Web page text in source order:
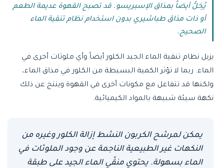
يُخِلُّ أيضاً بمذاق الإسبريسو. قد تصبح القهوة عديمة الطعم
أو ذات مذاق طباشيري بدون استخدام نظام تنقية الماء
الصحيح.
يزيل نظام تنقية الماء الجيد الكلور أيضاً وأي ملوثات أخرى في
الماء. ربما لا تؤثر الكمية البسيطة من الكلور في مذاق الماء،
ولكنها قد تتفاعل مع مكونات أخرى في القهوة وينتج عن ذلك
نكهة سيئة شبيهة بالمواد الكيميائية.
يمكن لمرشح الكربون النشط إزالة الكلور وغيره من
النكهات غير الطبيعية الناجمة عن وجود الملوثات في
الماء بسهولة. يحتوي منقّي الماء الجيد على طبقة